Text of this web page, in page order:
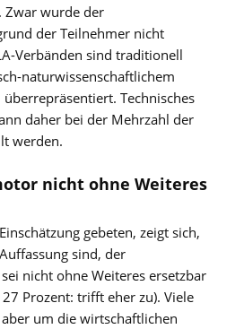
Zwar wurde der
der Teilnehmer nicht
Verbänden sind traditionell
naturwissenschaftlichem
Technisches
daher bei der Mehrzahl der
werden.
nicht ohne Weiteres
gebeten, zeigt sich,
sind, der
nicht ohne Weiteres ersetzbar
Prozent: trifft eher zu). Viele
um die wirtschaftlichen